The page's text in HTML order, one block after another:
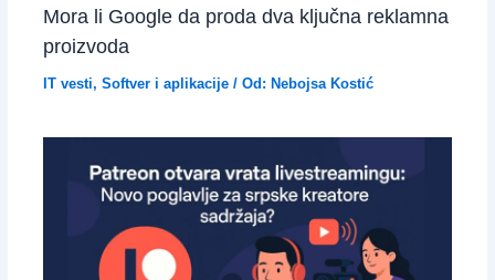
Mora li Google da proda dva ključna reklamna
proizvoda
IT vesti, Softver i aplikacije/ Od: Nebojsa Kostić